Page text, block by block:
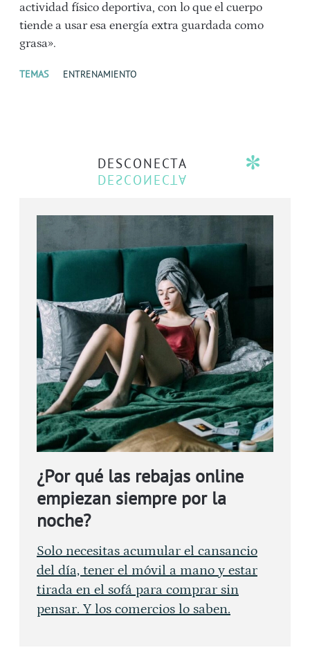
actividad físico deportiva, con lo que el cuerpo
tiende a usar esa energía extra guardada como
grasa».
TEMAS ENTRENAMIENTO
DESCONECTA
¿Por qué las rebajas online
empiezan siempre por la
noche?
Solo necesitas acumular el cansancio
del día, tener el móvil a mano y estar
tirada en el sofá para comprar sin
pensar. Y los comercios lo saben.